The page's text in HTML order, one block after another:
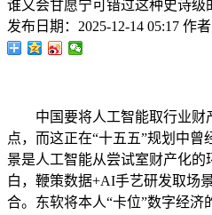
谁又会甘愿宁可错过这种史诗级
发布日期： 2025-12-14 05:17 作者
中国要将人工智能取行业财
点，而这正在“十五五”规划中
景是人工智能从尝试室财产化的
白，鞭策数据+AI手艺研发取场
合。东软将本人“卡位”数字经济